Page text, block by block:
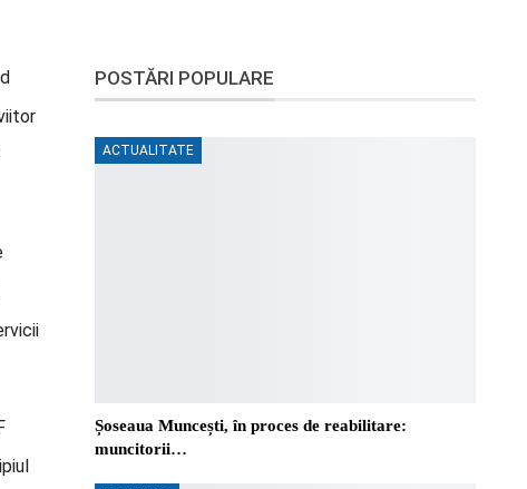
POSTĂRI POPULARE
ACTUALITATE
Șoseaua Muncești, în proces de reabilitare:
muncitorii…